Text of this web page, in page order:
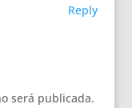
Reply
será publicada.